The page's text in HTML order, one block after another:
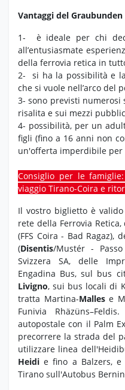
Vantaggi del Graubunden
1- è ideale per chi
all’entusiasmate
della ferrovia retica in
2- si ha la possibilità e
che si vuole nell’arco del
3- sono previsti
risalita e sui mezzi
4- possibilità, per un
figli (fino a 16 anni non
un'offerta imperdibile
Consiglio per le
viaggio Tirano-Coira e
Il vostro biglietto è
rete della Ferrovia
(FFS Coira - Bad Ragaz),
(Disentis/Mustér -
Svizzera SA, delle
Engadina Bus, sul bus
Livigno, sui bus locali di
tratta Martina-Mallese
Funivia
autopostale con il Palm
precorrere la strada del
utilizzare linea
Heidi e fino a Balzers,
Tirano sull'Autobus